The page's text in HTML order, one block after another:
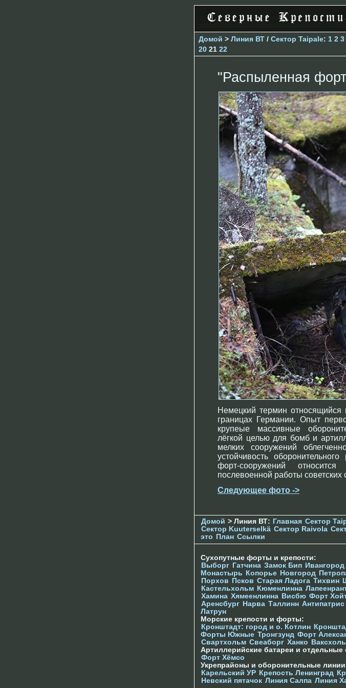
Домой > Линия ВТ / Сектор Taipale: 1 2 3
20 21 22
"Распыленная
Немецкий термин
границах Германии. Опыт
крупеые массивные
лёгкой целью для бомб и
мелких сооружений
устойчивость
форт-сооружений
послевоенной работы советских
Следующее фото ->
Домой > Линия ВТ: Главная Сектор
Сектор Kuuterselkä Сектор Raivola
это
План Ссылки
Сухопутные форты и крепости:
Выборг Гатчина Замок Бип Ивангород
Монастырь
Копорье Новгород
Порхов
Псков Старая Ладога Тихвин
Кастельхольм Кюменлинна
Хамина Хямеенлинна Висбю Форт
Аренсбург Нарва Таллинн Антипатрис
Латрун
Морские крепости и форты:
Кронштадт: город и о. Котлин
Форты Южные Тронгзунд Форт
Свартхольм Свеаборг Ханко
Артиллерийские батареи и отдельные
Форт Хёмсо
Укрепрайоны и оборонительные
Карельский УР Крепость Ленинград
Невский пятачок Линия Салпа Линия